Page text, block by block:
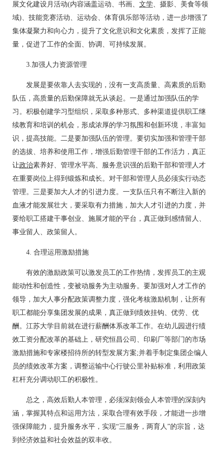
展文化建设月活动(内容涵盖运动、书画、 文学、摄影、美食等领
域)、技能竞赛活动、运动会、体育俱乐部等活动，进一步增强了
集体凝聚力和向心力，提升了文化意识和文化素质，发挥了正能
量，促进了工作的全面、协调、可持续发展。
3.加强人力资源管理
发展是要依靠人去实现的，没有一支高质量、高素质的后勤
队伍，高质量的后勤保障就无从谈起。一是通过加强队伍的学
习。积极创建学习型组织，采取多种形式、多种渠道提供职工继
续教育和培训的机会，形成浓厚的学习氛围和创新环境，丰富知
识，提高技能。二是要加强队伍的管理。要切实加强和管理干部
的选拔、培养和使用工作，增强后勤管理干部的工作活力，真正
让政治素养好、管理水平高、服务意识强的后勤干部和管理人才
在重要岗位上得到锻炼和成长。对干部和管理人员必须实行动态
管理。三是要加大人才的引进力度。一支队伍只有不断注入新的
血液才能发展壮大，要采取有力措施，加大人才引进的力度，并
要给职工搭建干事创业、施展才能的平台，真正做到感情留人、
事业留人、政策留人。
4. 合理运用激励措施
有效的激励政策可以激发员工的工作热情，发挥员工的主观
能动性和创造性，变被动服务为主动服务。要加强对人才工作的
领导，加大人事分配政策调整力度，强化考核激励机制，让所有
职工都能分享集团发展的成果，真正做到绩效挂钩、优劳、优
酬。江苏大学目前就在进行薪酬体系改革工作。在幼儿园进行绩
效工资分配改革的基础上，研究恒昌公司、印刷厂等部门的市场
激励措施和专家楼招待所的转型发展方案;并着手制定集团企编人
员的绩效改革方案，调整运输中心行驶公里补贴标准，利用政策
杠杆充分调动职工的积极性。
总之，高效后勤人本管理，必须深刻领会人本管理的深刻内
涵，掌握其特点和运用方法，采取合理有效手段，才能进一步增
强保障能力，提升服务水平，实现“三服务，两育人”的宗旨，达
到经济效益和社会效益的双丰收。